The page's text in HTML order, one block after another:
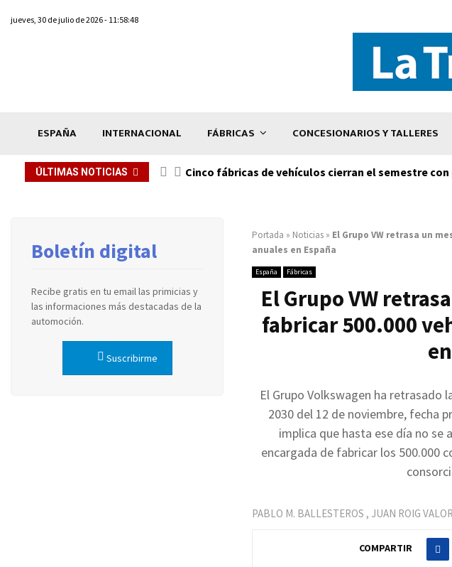
jueves, 30 de julio de 2026 - 11:58:48
ESPAÑA INTERNACIONAL FÁBRICAS CONCESIONARIOS Y TALLERES
ÚLTIMAS NOTICIAS Cinco fábricas de vehículos cierran el semestre con
Portada » Noticias » El Grupo VW retrasa un
anuales en España
España Fábricas
El Grupo VW
fabricar 500.000
El Grupo Volkswagen ha retrasado
2030 del 12 de noviembre, fecha
implica que hasta ese día no se
encargada de fabricar los 500.000
PABLO M. BALLESTEROS , JUAN ROIG VALOR
COMPARTIR
Boletín digital
Recibe gratis en tu email las primicias y
las informaciones más destacadas de la
automoción.
Suscribirme